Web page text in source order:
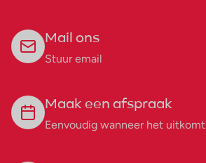
Mail ons
Stuur email
Maak een afspraak
Eenvoudig wanneer het uitkomt